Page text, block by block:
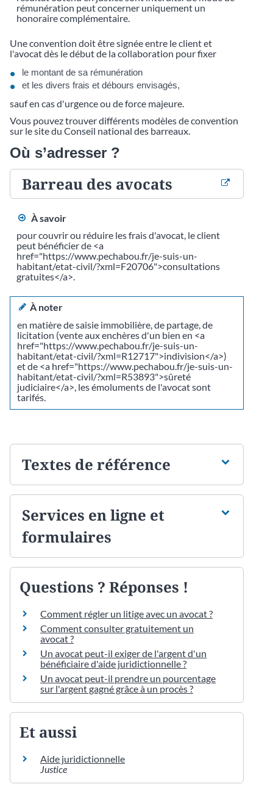
rémunération peut concerner uniquement un
honoraire complémentaire.
Une convention doit être signée entre le client et
l'avocat dès le début de la collaboration pour fixer
le montant de sa rémunération
et les divers frais et débours envisagés,
sauf en cas d'urgence ou de force majeure.
Vous pouvez trouver différents modèles de convention
sur le site du Conseil national des barreaux.
Où s’adresser ?
Barreau des avocats
À savoir
pour couvrir ou réduire les frais d'avocat, le client
peut bénéficier de <a
href="https://www.pechabou.fr/je-suis-un-
habitant/etat-civil/?xml=F20706">consultations
gratuites</a>.
À noter
en matière de saisie immobilière, de partage, de
licitation (vente aux enchères d'un bien en <a
href="https://www.pechabou.fr/je-suis-un-
habitant/etat-civil/?xml=R12717">indivision</a>)
et de <a href="https://www.pechabou.fr/je-suis-un-
habitant/etat-civil/?xml=R53893">sûreté
judiciaire</a>, les émoluments de l'avocat sont
tarifés.
Textes de référence
Services en ligne et
formulaires
Questions ? Réponses !
Comment régler un litige avec un avocat ?
Comment consulter gratuitement un
avocat ?
Un avocat peut-il exiger de l'argent d'un
bénéficiaire d'aide juridictionnelle ?
Un avocat peut-il prendre un pourcentage
sur l'argent gagné grâce à un procès ?
Et aussi
Aide juridictionnelle
Justice